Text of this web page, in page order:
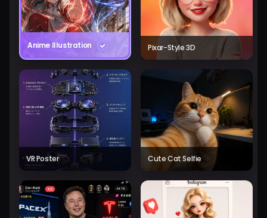
Anime Illustration Pixar-Style 3D
VR Poster Cute Cat Selfie